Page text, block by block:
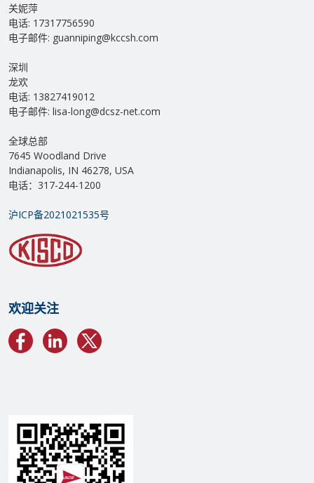
关妮萍
电话: 17317756590
电子邮件: guanniping@kccsh.com
深圳
龙欢
电话: 13827419012
电子邮件: lisa-long@dcsz-net.com
全球总部
7645 Woodland Drive
Indianapolis, IN 46278, USA
电话：317-244-1200
沪ICP备2021021535号
欢迎关注